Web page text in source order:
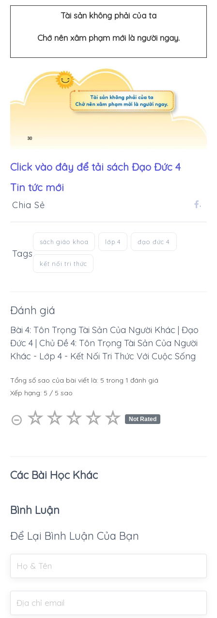
Tài sản không phải của ta
Chớ nên xâm phạm mới là người ngay.
Click vào đây để tải sách Đạo Đức 4
Tin tức mới
Chia Sẻ .
Tags
sách giáo khoa lớp 4 đạo đức 4
kết nối tri thức
Đánh giá
Bài 4: Tôn Trọng Tài Sản Của Người Khác | Đạo
Đức 4 | Chủ Đề 4: Tôn Trọng Tài Sản Của Người
Khác - Lớp 4 - Kết Nối Tri Thức Với Cuộc Sống
Tổng số sao của bài viết là: 5 trong 1 đánh giá
Xếp hạng: 5 / 5 sao
⊝ ☆☆☆☆☆
★★★★★ Not Rated
Các Bài Học Khác
Bình Luận
Để Lại Bình Luận Của Bạn